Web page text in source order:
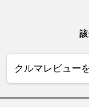
該
クルマレビュー